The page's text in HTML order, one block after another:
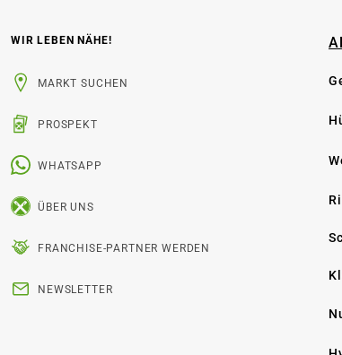
WIR LEBEN NÄHE!
MARKT SUCHEN
PROSPEKT
WHATSAPP
ÜBER UNS
FRANCHISE-PARTNER WERDEN
NEWSLETTER